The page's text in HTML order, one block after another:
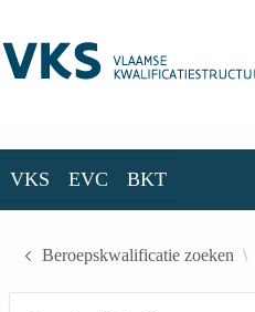
VKS EVC BKT
Beroepskwalificatie zoeken